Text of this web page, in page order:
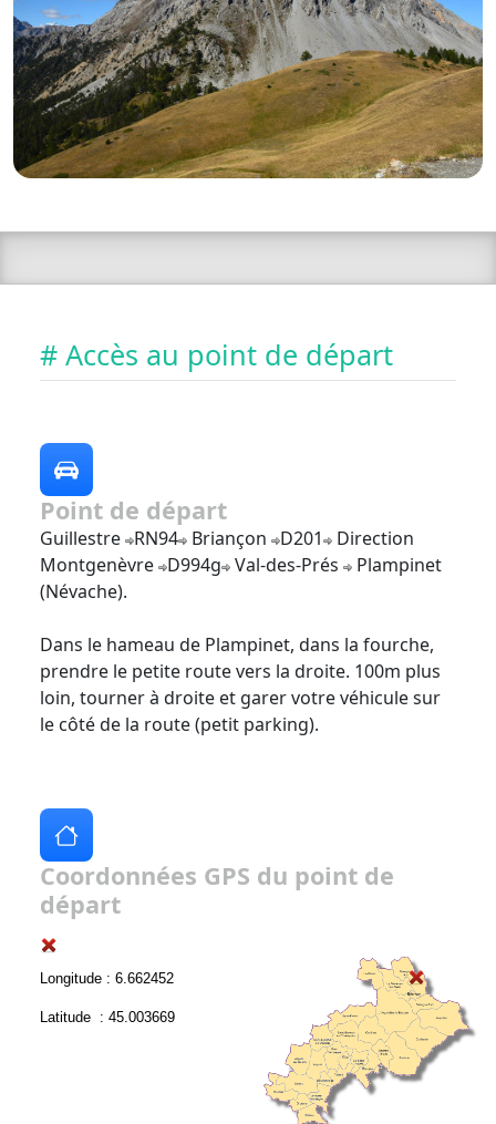
# Accès au point de départ
Point de départ
Guillestre RN94 Briançon D201
Direction
Montgenèvre D994g Val-des-Prés
Plampinet
(Névache).
Dans le hameau de Plampinet, dans la fourche,
prendre le petite route vers la droite. 100m plus
loin, tourner à droite et garer votre véhicule sur
le côté de la route (petit parking).
Coordonnées GPS du point de
départ
Longitude : 6.662452
Latitude : 45.003669